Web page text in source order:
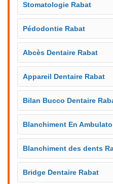
Stomatologie Rabat
Pédodontie Rabat
Abcès Dentaire Rabat
Appareil Dentaire Rabat
Bilan Bucco Dentaire
Blanchiment En
Blanchiment des dents
Bridge Dentaire Rabat